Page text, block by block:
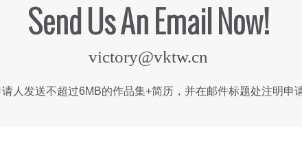
Send Us An Email Now!
victory@vktw.cn
人发送不超过6MB的作品集+简历，并在邮件标题处注明申